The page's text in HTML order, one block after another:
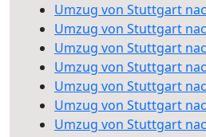
Umzug von Stuttgart
Umzug von Stuttgart
Umzug von Stuttgart
Umzug von Stuttgart
Umzug von Stuttgart
Umzug von Stuttgart
Umzug von Stuttgart